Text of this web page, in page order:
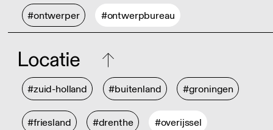
#ontwerper #ontwerpbureau
Locatie
#zuid-holland #buitenland #groningen
#friesland #drenthe #overijssel